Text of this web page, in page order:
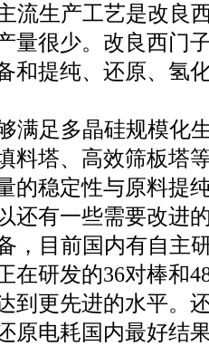
流生产工艺是改良
量很少。改良西门
和提纯、还原、氢
满足多晶硅规模化
料塔、高效筛板塔
的稳定性与原料提
还有一些需要改进
，目前国内有自主
在研发的36对棒和
到更先进的水平。
原电耗国内最好结